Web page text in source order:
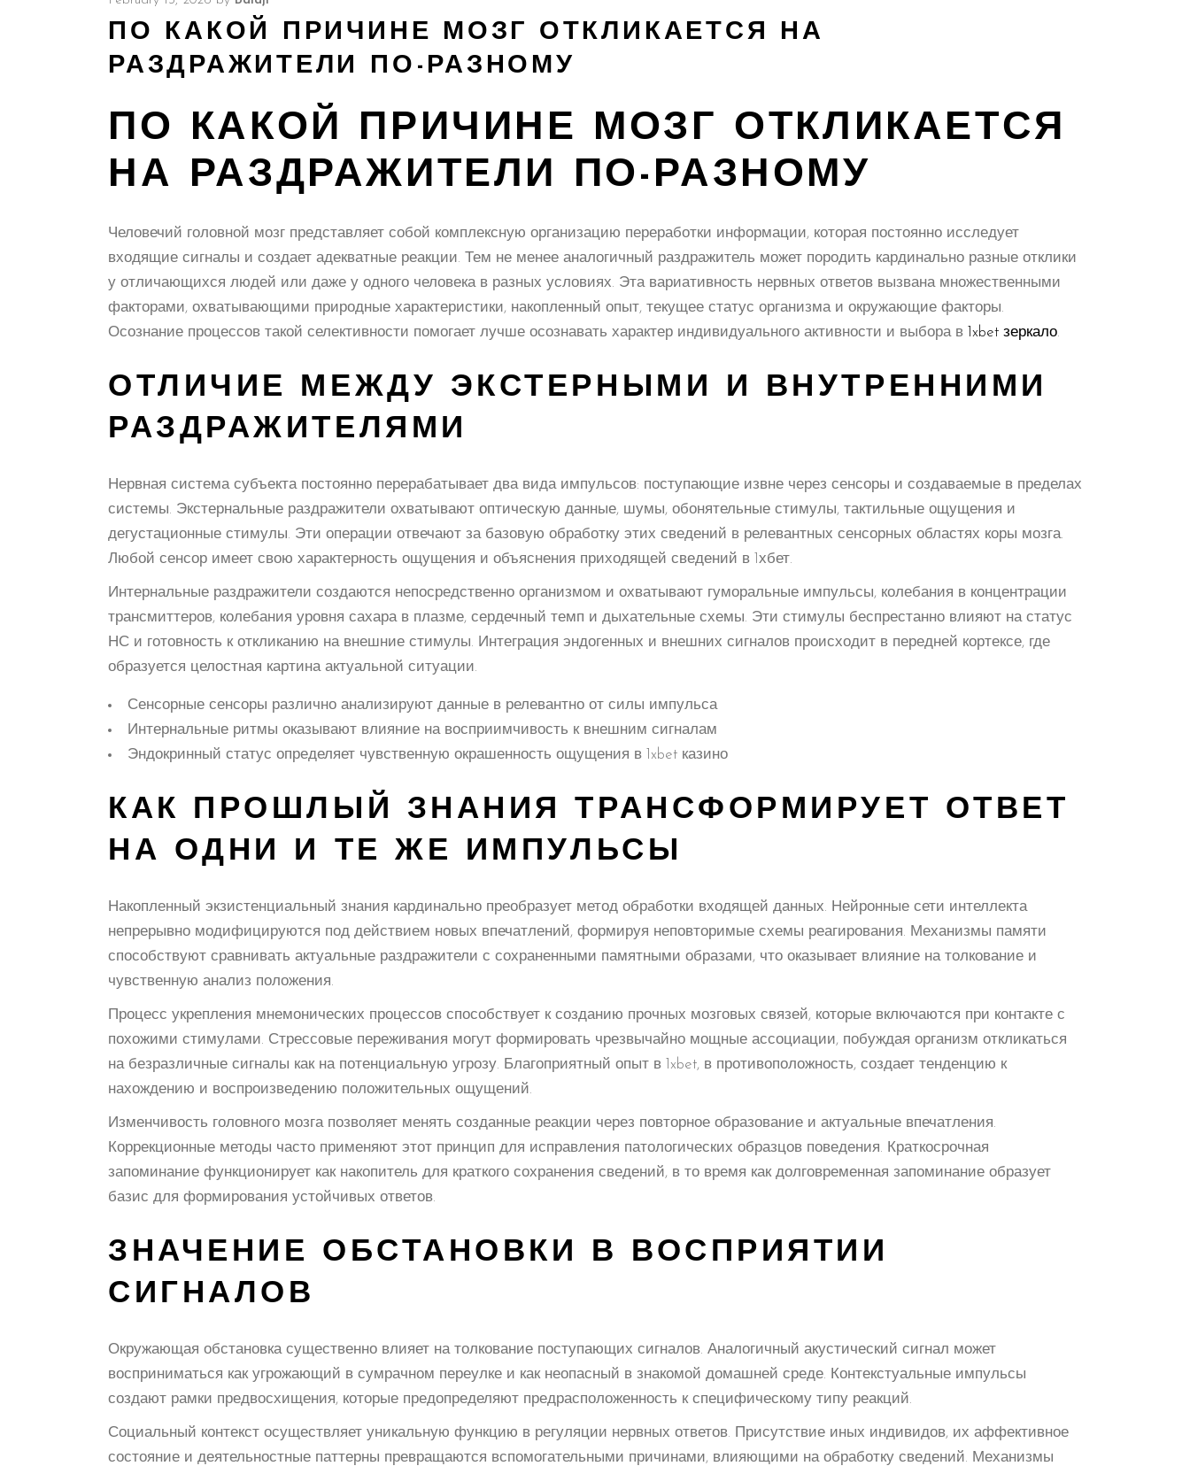
ПО КАКОЙ ПРИЧИНЕ МОЗГ ОТКЛИКАЕТСЯ НА
РАЗДРАЖИТЕЛИ ПО-РАЗНОМУ
ПО КАКОЙ ПРИЧИНЕ МОЗГ ОТКЛИКАЕТСЯ
НА РАЗДРАЖИТЕЛИ ПО-РАЗНОМУ
Человечий головной мозг представляет собой комплексную организацию переработки информации, которая постоянно исследует
входящие сигналы и создает адекватные реакции. Тем не менее аналогичный раздражитель может породить кардинально разные отклики
у отличающихся людей или даже у одного человека в разных условиях. Эта вариативность нервных ответов вызвана множественными
факторами, охватывающими природные характеристики, накопленный опыт, текущее статус организма и окружающие факторы.
Осознание процессов такой селективности помогает лучше осознавать характер индивидуального активности и выбора в 1xbet зеркало.
ОТЛИЧИЕ МЕЖДУ ЭКСТЕРНЫМИ И ВНУТРЕННИМИ
РАЗДРАЖИТЕЛЯМИ
Нервная система субъекта постоянно перерабатывает два вида импульсов: поступающие извне через сенсоры и создаваемые в пределах
системы. Экстернальные раздражители охватывают оптическую данные, шумы, обонятельные стимулы, тактильные ощущения и
дегустационные стимулы. Эти операции отвечают за базовую обработку этих сведений в релевантных сенсорных областях коры мозга.
Любой сенсор имеет свою характерность ощущения и объяснения приходящей сведений в 1хбет.
Интернальные раздражители создаются непосредственно организмом и охватывают гуморальные импульсы, колебания в концентрации
трансмиттеров, колебания уровня сахара в плазме, сердечный темп и дыхательные схемы. Эти стимулы беспрестанно влияют на статус
НС и готовность к откликанию на внешние стимулы. Интеграция эндогенных и внешних сигналов происходит в передней кортексе, где
образуется целостная картина актуальной ситуации.
Сенсорные сенсоры различно анализируют данные в релевантно от силы импульса
Интернальные ритмы оказывают влияние на восприимчивость к внешним сигналам
Эндокринный статус определяет чувственную окрашенность ощущения в 1xbet казино
КАК ПРОШЛЫЙ ЗНАНИЯ ТРАНСФОРМИРУЕТ ОТВЕТ
НА ОДНИ И ТЕ ЖЕ ИМПУЛЬСЫ
Накопленный экзистенциальный знания кардинально преобразует метод обработки входящей данных. Нейронные сети интеллекта
непрерывно модифицируются под действием новых впечатлений, формируя неповторимые схемы реагирования. Механизмы памяти
способствуют сравнивать актуальные раздражители с сохраненными памятными образами, что оказывает влияние на толкование и
чувственную анализ положения.
Процесс укрепления мнемонических процессов способствует к созданию прочных мозговых связей, которые включаются при контакте с
похожими стимулами. Стрессовые переживания могут формировать чрезвычайно мощные ассоциации, побуждая организм откликаться
на безразличные сигналы как на потенциальную угрозу. Благоприятный опыт в 1xbet, в противоположность, создает тенденцию к
нахождению и воспроизведению положительных ощущений.
Изменчивость головного мозга позволяет менять созданные реакции через повторное образование и актуальные впечатления.
Коррекционные методы часто применяют этот принцип для исправления патологических образцов поведения. Краткосрочная
запоминание функционирует как накопитель для краткого сохранения сведений, в то время как долговременная запоминание образует
базис для формирования устойчивых ответов.
ЗНАЧЕНИЕ ОБСТАНОВКИ В ВОСПРИЯТИИ
СИГНАЛОВ
Окружающая обстановка существенно влияет на толкование поступающих сигналов. Аналогичный акустический сигнал может
восприниматься как угрожающий в сумрачном переулке и как неопасный в знакомой домашней среде. Контекстуальные импульсы
создают рамки предвосхищения, которые предопределяют предрасположенность к специфическому типу реакций.
Социальный контекст осуществляет уникальную функцию в регуляции нервных ответов. Присутствие иных индивидов, их аффективное
состояние и деятельностные паттерны превращаются вспомогательными причинами, влияющими на обработку сведений. Механизмы